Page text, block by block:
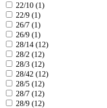
22/10 (1)
22/9 (1)
26/7 (1)
26/9 (1)
28/14 (12)
28/2 (12)
28/3 (12)
28/42 (12)
28/5 (12)
28/7 (12)
28/9 (12)